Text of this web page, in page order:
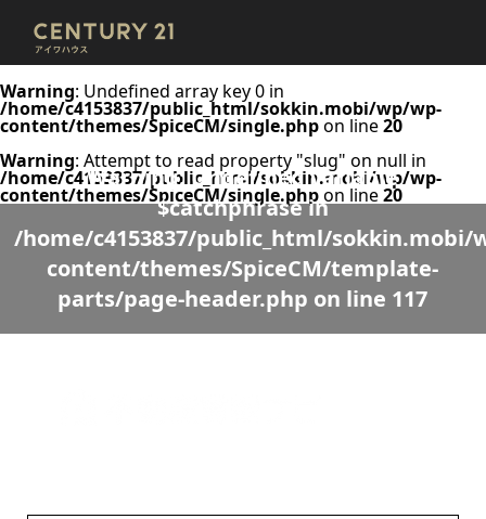
Warning: Undefined array key 0 in
/home/c4153837/public_html/sokkin.mobi/wp/wp-
content/themes/SpiceCM/single.phpon line20
Warning: Attempt to read property "slug" on null in
/home/c4153837/public_html/sokkin.mobi/wp/wp-
content/themes/SpiceCM/single.phpon line20
Warning: Undefined variable
$catchphrase in
/home/c4153837/public_html/sokkin.mobi/
content/themes/SpiceCM/template-
parts/page-header.php on line 117